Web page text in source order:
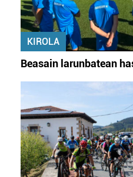
KIROLA
Beasain larunbatean